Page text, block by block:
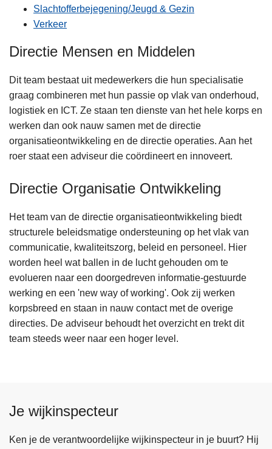
Slachtofferbejegening/Jeugd & Gezin
Verkeer
Directie Mensen en Middelen
Dit team bestaat uit medewerkers die hun specialisatie
graag combineren met hun passie op vlak van onderhoud,
logistiek en ICT. Ze staan ten dienste van het hele korps en
werken dan ook nauw samen met de directie
organisatieontwikkeling en de directie operaties. Aan het
roer staat een adviseur die coördineert en innoveert.
Directie Organisatie Ontwikkeling
Het team van de directie organisatieontwikkeling biedt
structurele beleidsmatige ondersteuning op het vlak van
communicatie, kwaliteitszorg, beleid en personeel. Hier
worden heel wat ballen in de lucht gehouden om te
evolueren naar een doorgedreven informatie-gestuurde
werking en een 'new way of working'. Ook zij werken
korpsbreed en staan in nauw contact met de overige
directies. De adviseur behoudt het overzicht en trekt dit
team steeds weer naar een hoger level.
Je wijkinspecteur
Ken je de verantwoordelijke wijkinspecteur in je buurt? Hij